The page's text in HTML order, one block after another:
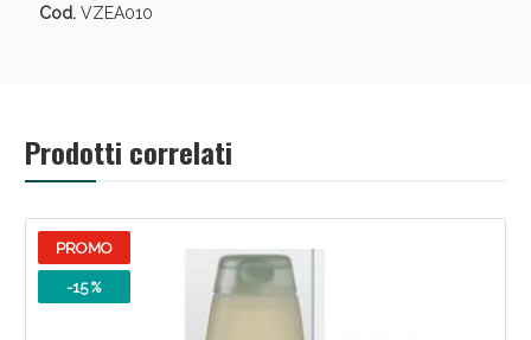
Cod.VZEA010
Prodotti correlati
PROMO
-15 %